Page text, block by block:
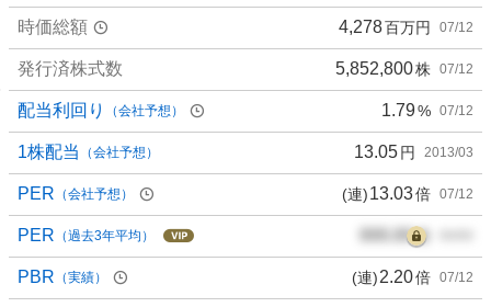
時価総額 4,278百万円 07/12
発行済株式数 5,852,800株 07/12
配当利回り （会社予想） 1.79% 07/12
1株配当 （会社予想） 13.05円 2013/03
PER （会社予想） (連)13.03倍 07/12
PER （過去3年平均） 000.00倍
PBR （実績） (連)2.20倍 07/12